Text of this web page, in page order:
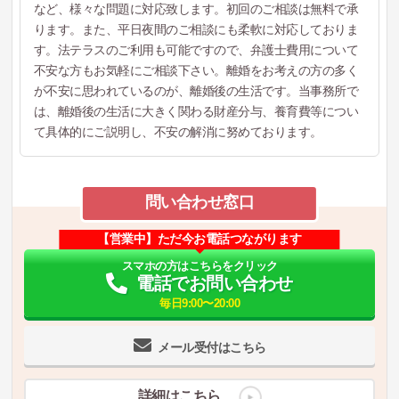
など、様々な問題に対応致します。初回のご相談は無料で承
ります。また、平日夜間のご相談にも柔軟に対応しておりま
す。法テラスのご利用も可能ですので、弁護士費用について
不安な方もお気軽にご相談下さい。離婚をお考えの方の多く
が不安に思われているのが、離婚後の生活です。当事務所で
は、離婚後の生活に大きく関わる財産分与、養育費等につい
て具体的にご説明し、不安の解消に努めております。
問い合わせ窓口
メール受付はこちら
【営業中】ただ今お電話つながります
スマホの方はこちらをクリック
電話でお問い合わせ
毎日9:00〜20:00
詳細はこちら